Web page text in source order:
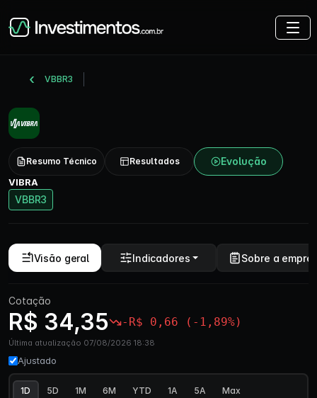
VBBR3
Resumo Técnico Resultados Evolução
VIBRA
VBBR3
Visão geral Indicadores Sobre a
Cotação
R$ 34,35 -R$ 0,66 (-1,89%)
Última atualização 07/08/2026 18:38
Ajustado
1D 5D 1M 6M YTD 1A 5A Max